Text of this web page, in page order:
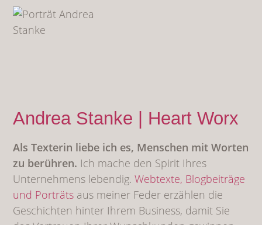
Andrea Stanke | Heart Worx
Als Texterin liebe ich es, Menschen mit Worten
zu berühren. Ich mache den Spirit Ihres
Unternehmens lebendig.Webtexte, Blogbeiträge
und Porträts aus meiner Feder erzählen die
Geschichten hinter Ihrem Business, damit Sie